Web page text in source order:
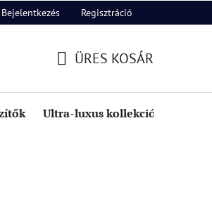
Bejelentkezés Regisztráció
ÜRES KOSÁR
Ultra-luxus kollekció